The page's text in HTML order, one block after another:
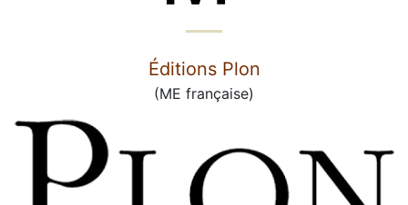
Éditions Plon
(ME française)